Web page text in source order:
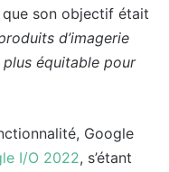
son objectif était
d’imagerie
équitable pour
Google
I/O 2022, s’étant